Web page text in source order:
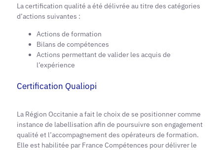
La certification qualité a été délivrée au titre des catégories
d’actions suivantes :
Actions de formation
Bilans de compétences
Actions permettant de valider les acquis de
l’expérience
Certification Qualiopi
La Région Occitanie a fait le choix de se positionner comme
instance de labellisation afin de poursuivre son engagement
qualité et l’accompagnement des opérateurs de formation.
Elle est habilitée par France Compétences pour délivrer le